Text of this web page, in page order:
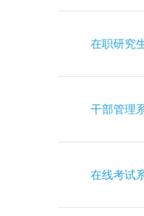
在职研究
干部管理
在线考试